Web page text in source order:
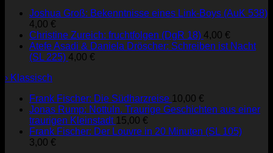
Joshua Groß: Bekenntnisse eines Link-Boys (AuK 538)
4,00 €
Christine Zureich: fruchtfolgen (DgR 18) 4,00 €
Atefe Asadi & Daniela Dröscher: Schreiben ist Nacht
(SL 225) 4,00 €
› Klassisch
Frank Fischer: Die Südharzreise 10,00 €
Jonas Rump: Nottuln. Traurige Geschichten aus einer
traurigen Kleinstadt 15,00 €
Frank Fischer: Der Louvre in 20 Minuten (SL 105)
3,00 €